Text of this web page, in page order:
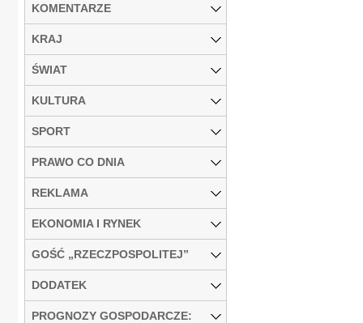
KOMENTARZE
KRAJ
ŚWIAT
KULTURA
SPORT
PRAWO CO DNIA
REKLAMA
EKONOMIA I RYNEK
GOŚĆ „RZECZPOSPOLITEJ”
DODATEK
PROGNOZY GOSPODARCZE: